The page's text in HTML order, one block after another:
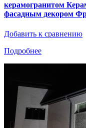
керамогранитом
фасадным декором
Добавить к сравнению
Подробнее